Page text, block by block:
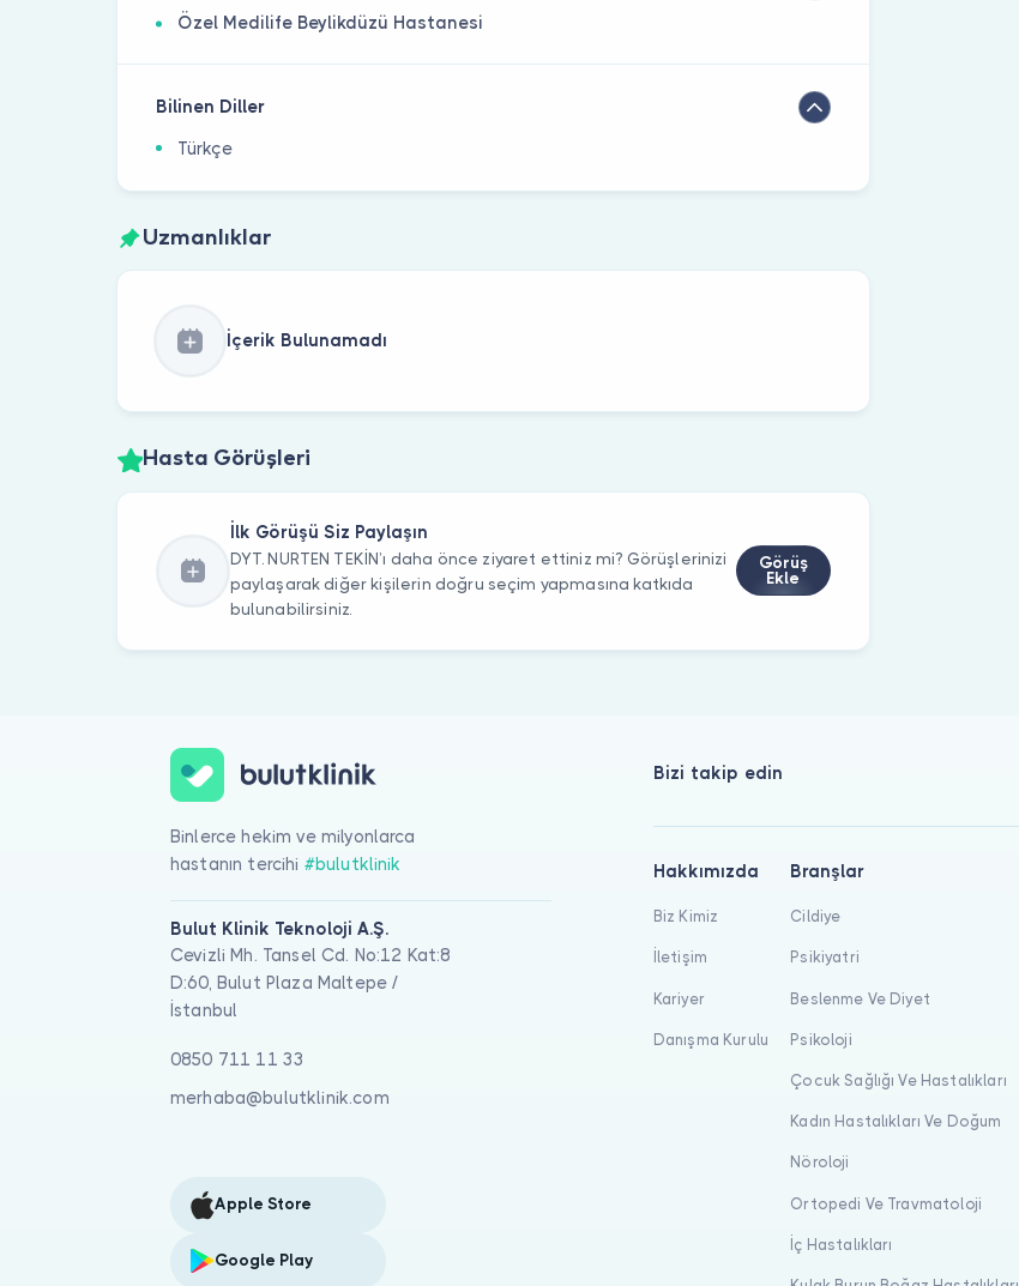
Özel Medilife Beylikdüzü Hastanesi
Bilinen Diller
Türkçe
Uzmanlıklar
İçerik Bulunamadı
Hasta Görüşleri
İlk Görüşü Siz Paylaşın
DYT. NURTEN TEKİN’ı daha önce ziyaret ettiniz mi? Görüşlerinizi
paylaşarak diğer kişilerin doğru seçim yapmasına katkıda
bulunabilirsiniz.
Görüş
Ekle
Binlerce hekim ve milyonlarca
hastanın tercihi #bulutklinik
Bulut Klinik Teknoloji A.Ş.
Cevizli Mh. Tansel Cd. No:12 Kat:8
D:60, Bulut Plaza Maltepe /
İstanbul
0850 711 11 33
merhaba@bulutklinik.com
Apple Store
Google Play
Bizi takip edin
Hakkımızda
Biz Kimiz
İletişim
Kariyer
Danışma Kurulu
Branşlar
Cildiye
Psikiyatri
Beslenme Ve Diyet
Psikoloji
Çocuk Sağlığı Ve Hastalıkları
Kadın Hastalıkları Ve Doğum
Nöroloji
Ortopedi Ve Travmatoloji
İç Hastalıkları